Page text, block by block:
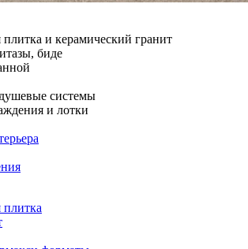
плитка и керамический гранит
биде
системы
и лотки
плитка